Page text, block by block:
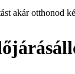
akár otthonod